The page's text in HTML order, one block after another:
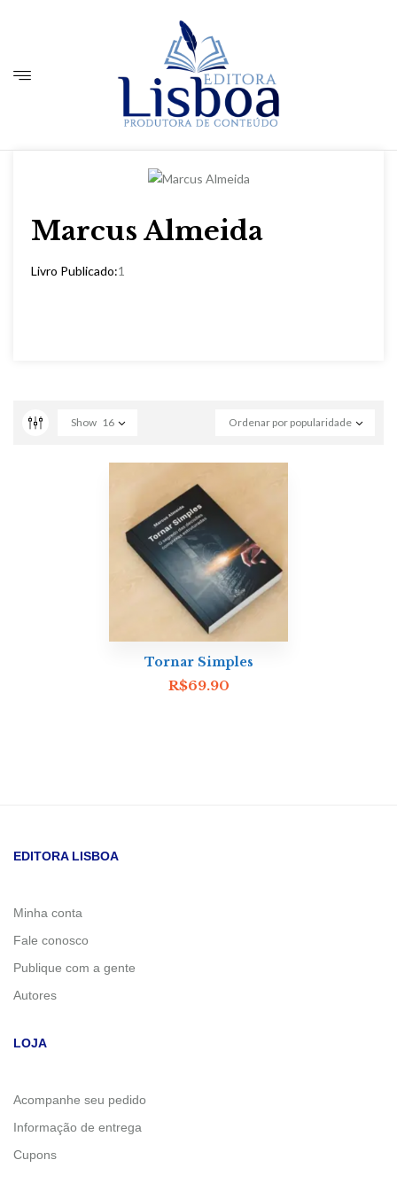
Marcus Almeida
Livro Publicado:1
Ordenar por popularidade
Show 16
Tornar Simples
R$69.90
EDITORA LISBOA
Minha conta
Fale conosco
Publique com a gente
Autores
LOJA
Acompanhe seu pedido
Informação de entrega
Cupons